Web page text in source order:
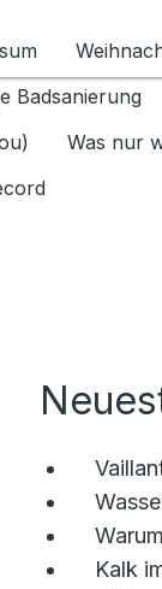
Datenschutz
Badsanierung
Was nur
Kalk